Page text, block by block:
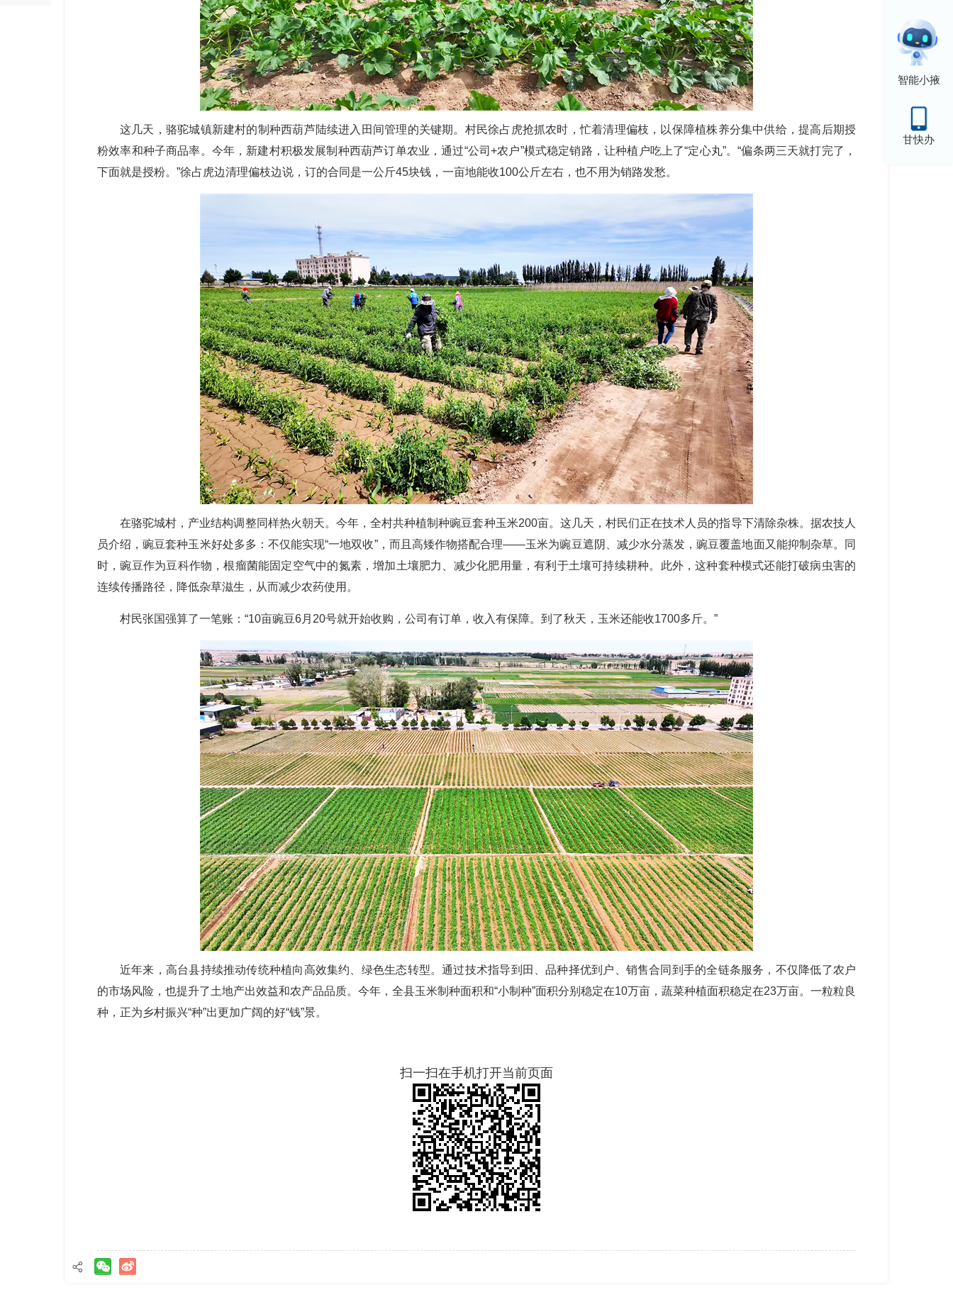
智能小掖
甘快办
这几天，骆驼城镇新建村的制种西葫芦陆续进入田间管理的关键期。村民徐占虎抢抓农时，忙着清理偏枝，以保障植株养分集中供给，提高后期授
粉效率和种子商品率。今年，新建村积极发展制种西葫芦订单农业，通过“公司+农户”模式稳定销路，让种植户吃上了“定心丸”。“偏条两三天就打完了，
下面就是授粉。”徐占虎边清理偏枝边说，订的合同是一公斤45块钱，一亩地能收100公斤左右，也不用为销路发愁。
在骆驼城村，产业结构调整同样热火朝天。今年，全村共种植制种豌豆套种玉米200亩。这几天，村民们正在技术人员的指导下清除杂株。据农技人
员介绍，豌豆套种玉米好处多多：不仅能实现“一地双收”，而且高矮作物搭配合理——玉米为豌豆遮阴、减少水分蒸发，豌豆覆盖地面又能抑制杂草。同
时，豌豆作为豆科作物，根瘤菌能固定空气中的氮素，增加土壤肥力、减少化肥用量，有利于土壤可持续耕种。此外，这种套种模式还能打破病虫害的
连续传播路径，降低杂草滋生，从而减少农药使用。
村民张国强算了一笔账：“10亩豌豆6月20号就开始收购，公司有订单，收入有保障。到了秋天，玉米还能收1700多斤。”
近年来，高台县持续推动传统种植向高效集约、绿色生态转型。通过技术指导到田、品种择优到户、销售合同到手的全链条服务，不仅降低了农户
的市场风险，也提升了土地产出效益和农产品品质。今年，全县玉米制种面积和“小制种”面积分别稳定在10万亩，蔬菜种植面积稳定在23万亩。一粒粒良
种，正为乡村振兴“种”出更加广阔的好“钱”景。
扫一扫在手机打开当前页面